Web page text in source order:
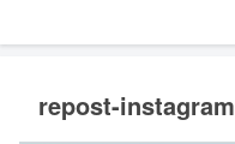
repost-instagram